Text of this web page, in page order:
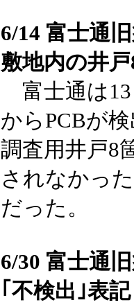
6/14 富士通
敷地内の井
富士通は13
からPCBが
調査用井戸8
されなかっ
だった。
6/30 富士通
｢不検出｣表記